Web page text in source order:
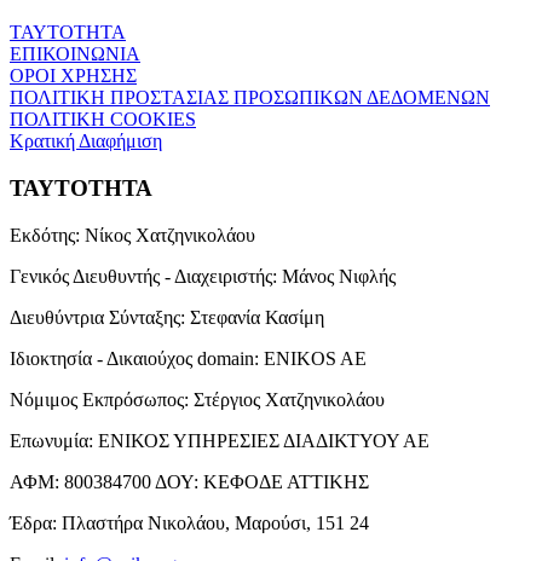
ΤΑΥΤΟΤΗΤΑ
ΕΠΙΚΟΙΝΩΝΙΑ
ΟΡΟΙ ΧΡΗΣΗΣ
ΠΟΛΙΤΙΚΗ ΠΡΟΣΤΑΣΙΑΣ ΠΡΟΣΩΠΙΚΩΝ ΔΕΔΟΜΕΝΩΝ
ΠΟΛΙΤΙΚΗ COOKIES
Κρατική Διαφήμιση
ΤΑΥΤΟΤΗΤΑ
Εκδότης: Νίκος Χατζηνικολάου
Γενικός Διευθυντής - Διαχειριστής: Μάνος Νιφλής
Διευθύντρια Σύνταξης: Στεφανία Κασίμη
Ιδιοκτησία - Δικαιούχος domain: ENIKOS AE
Νόμιμος Εκπρόσωπος: Στέργιος Χατζηνικολάου
Επωνυμία: ΕΝΙΚΟΣ ΥΠΗΡΕΣΙΕΣ ΔΙΑΔΙΚΤΥΟΥ ΑΕ
ΑΦΜ: 800384700 ΔΟΥ: ΚΕΦΟΔΕ ΑΤΤΙΚΗΣ
Έδρα: Πλαστήρα Νικολάου, Μαρούσι, 151 24